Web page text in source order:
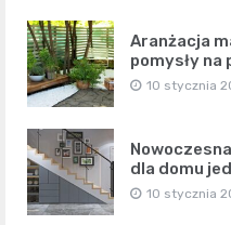
Aranżacja
pomysły na
10 stycznia
dla domu
10 stycznia